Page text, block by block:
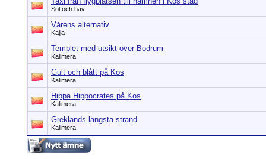
Sol och hav
Vårens alternativ
Kajja
Templet med utsikt över Bodrum
Kalimera
Gult och blått på Kos
Kalimera
Hippa Hippocrates på Kos
Kalimera
Greklands längsta strand
Kalimera